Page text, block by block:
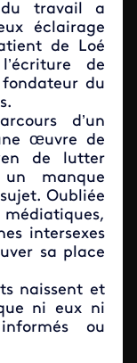
travail a
éclairage
de Loé
de
du
d’un
œuvre de
de lutter
manque
Oubliée
intersexes
sa place
naissent et
ni eux ni
ou